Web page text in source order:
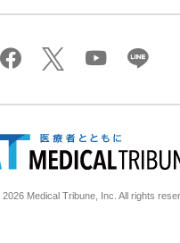
Medical Tribune, Inc. All rights